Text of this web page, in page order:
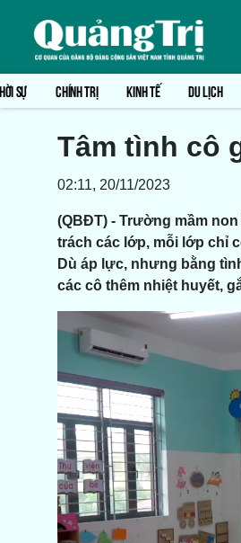
SỰ CHÍNH TRỊ KINH TẾ DU LỊCH
Tâm tình cô
02:11, 20/11/2023
(QBĐT) - Trường mầm
trách các lớp, mỗi lớp chỉ
Dù áp lực, nhưng bằng
các cô thêm nhiệt huyết,